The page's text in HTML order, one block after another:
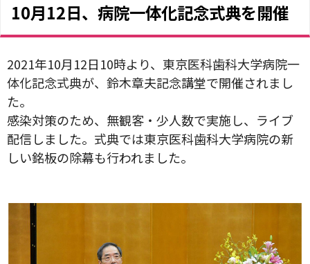
10月12日、病院一体化記念式典を開催
2021年10月12日10時より、東京医科歯科大学病院一
体化記念式典が、鈴木章夫記念講堂で開催されまし
た。
感染対策のため、無観客・少人数で実施し、ライブ
配信しました。式典では東京医科歯科大学病院の新
しい銘板の除幕も行われました。